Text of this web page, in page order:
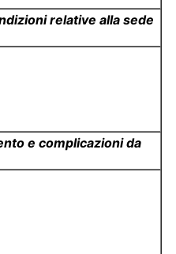
relative alla sede
e complicazioni da